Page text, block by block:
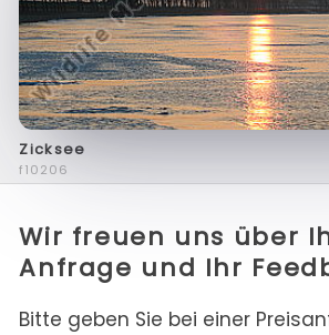
Zicksee
f10206
Wir freuen uns über
Anfrage und Ihr
Bitte geben Sie bei einer